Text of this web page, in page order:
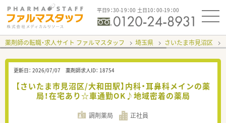
平日9：30-19：00 土日10：00-19：00
薬剤師の転職・求人サイト ファルマスタッフ 埼玉県 さいたま市見沼区
更新日： 2026/07/07 薬剤師求人ID： 18754
【さいたま市見沼区/大和田駅】内科・耳鼻科メインの薬
局！在宅あり☆車通勤OK♪地域密着の薬局
調剤薬局 正社員